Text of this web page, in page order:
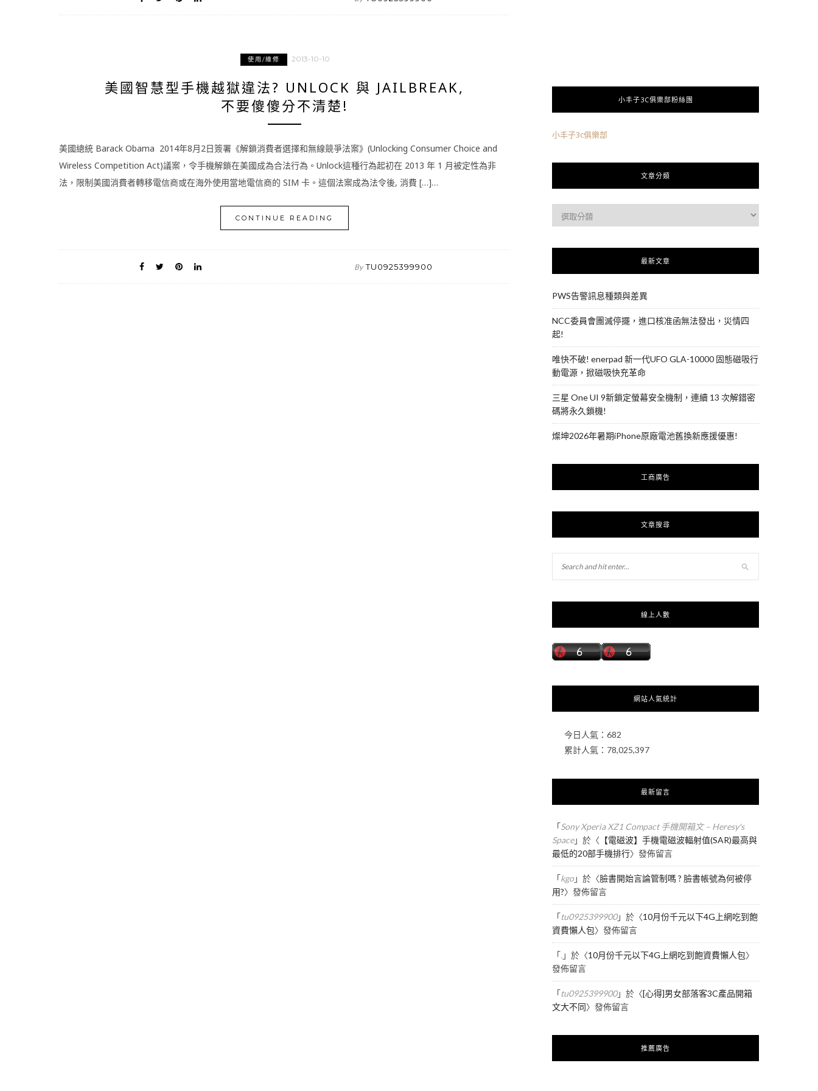
使用/維修 2013-10-10
美國智慧型手機越獄違法? UNLOCK 與 JAILBREAK,
不要傻傻分不清楚!
美國總統 Barack Obama 2014年8月2日簽署《解鎖消費者選擇和無線競爭法案》(Unlocking Consumer Choice and
Wireless Competition Act)議案，令手機解鎖在美國成為合法行為。Unlock這種行為起初在 2013 年 1 月被定性為非
法，限制美國消費者轉移電信商或在海外使用當地電信商的 SIM 卡。這個法案成為法令後, 消費 […]…
CONTINUE READING
By TU0925399900
小丰子3C俱樂部粉絲團
小丰子3c俱樂部
文章分類
最新文章
PWS告警訊息種類與差異
NCC委員會團滅停擺，進口核准函無法發出，災情四
起!
唯快不破! enerpad 新一代UFO GLA-10000 固態磁吸行
動電源，掀磁吸快充革命
三星 One UI 9新鎖定螢幕安全機制，連續 13 次解錯密
碼將永久鎖機!
燦坤2026年暑期iPhone原廠電池舊換新應援優惠!
工商廣告
文章搜尋
線上人數
網站人氣統計
今日人氣： 682
累計人氣： 78,025,397
最新留言
「Sony Xperia XZ1 Compact 手機開箱文 – Heresy's
Space」於〈 【電磁波】手機電磁波輻射值(SAR)最高與
最低的20部手機排行〉發佈留言
「kgo」於〈臉書開始言論管制嗎 ? 臉書帳號為何被停
用?〉發佈留言
「tu0925399900」於〈10月份千元以下4G上網吃到飽
資費懶人包〉發佈留言
「.」於〈10月份千元以下4G上網吃到飽資費懶人包〉
發佈留言
「tu0925399900」於〈[心得]男女部落客3C產品開箱
文大不同〉發佈留言
推薦廣告